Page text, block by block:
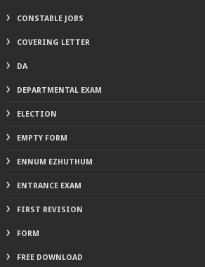
CONSTABLE JOBS
COVERING LETTER
DA
DEPARTMENTAL EXAM
ELECTION
EMPTY FORM
ENNUM EZHUTHUM
ENTRANCE EXAM
FIRST REVISION
FORM
FREE DOWNLOAD